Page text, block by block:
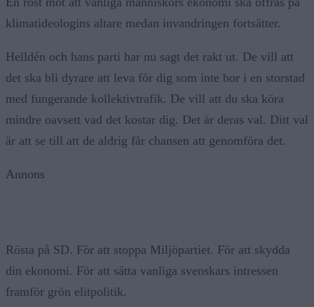
klimatideologins altare medan invandringen fortsätter.
Helldén och hans parti har nu sagt det rakt ut. De vill att
det ska bli dyrare att leva för dig som inte bor i en storstad
med fungerande kollektivtrafik. De vill att du ska köra
mindre oavsett vad det kostar dig. Det är deras val. Ditt val
är att se till att de aldrig får chansen att genomföra det.
Annons
Rösta på SD. För att stoppa Miljöpartiet. För att skydda
din ekonomi. För att sätta vanliga svenskars intressen
framför grön elitpolitik.